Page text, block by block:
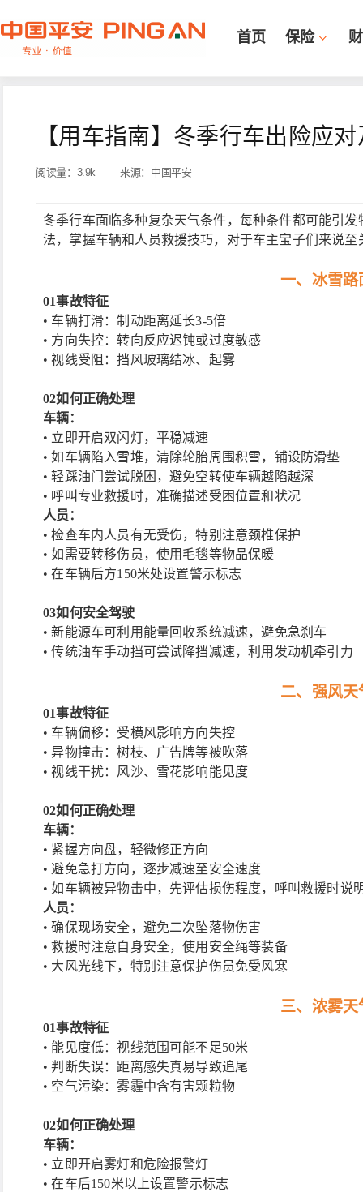
首页 保险
【用车指南】冬季行车出险应
阅读量： 3.9k 来源： 中国平安
冬季行车面临多种复杂天气条件，每种条件都可能引
法，掌握车辆和人员救援技巧，对于车主宝子们来说至
一、冰雪路
01事故特征
• 车辆打滑：制动距离延长3-5倍
• 方向失控：转向反应迟钝或过度敏感
• 视线受阻：挡风玻璃结冰、起雾
02如何正确处理
车辆：
• 立即开启双闪灯，平稳减速
• 如车辆陷入雪堆，清除轮胎周围积雪，铺设防滑垫
• 轻踩油门尝试脱困，避免空转使车辆越陷越深
• 呼叫专业救援时，准确描述受困位置和状况
人员：
• 检查车内人员有无受伤，特别注意颈椎保护
• 如需要转移伤员，使用毛毯等物品保暖
• 在车辆后方150米处设置警示标志
03如何安全驾驶
• 新能源车可利用能量回收系统减速，避免急刹车
• 传统油车手动挡可尝试降挡减速，利用发动机牵引力
二、强风天
01事故特征
• 车辆偏移：受横风影响方向失控
• 异物撞击：树枝、广告牌等被吹落
• 视线干扰：风沙、雪花影响能见度
02如何正确处理
车辆：
• 紧握方向盘，轻微修正方向
• 避免急打方向，逐步减速至安全速度
• 如车辆被异物击中，先评估损伤程度，呼叫救援时
人员：
• 确保现场安全，避免二次坠落物伤害
• 救援时注意自身安全，使用安全绳等装备
• 大风光线下，特别注意保护伤员免受风寒
三、浓雾天
01事故特征
• 能见度低：视线范围可能不足50米
• 判断失误：距离感失真易导致追尾
• 空气污染：雾霾中含有害颗粒物
02如何正确处理
车辆：
• 立即开启雾灯和危险报警灯
• 在车后150米以上设置警示标志